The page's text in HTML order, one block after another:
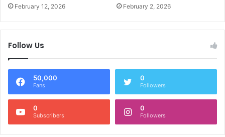
February 12, 2026 February 2, 2026
Follow Us
50,000
Fans
0
Followers
0
Subscribers
0
Followers